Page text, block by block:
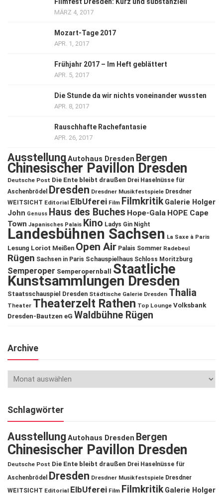
Filmfest Dresden: Kurz und substanziell
MÄRZ 4, 2017
Mozart-Tage 2017
APR. 1, 2017
Frühjahr 2017 – Im Heft geblättert
APR. 5, 2017
Die Stunde da wir nichts voneinander wussten
APR. 8, 2017
Rauschhafte Rachefantasie
APR. 26, 2017
Ausstellung Autohaus Dresden Bergen
Chinesischer Pavillon Dresden
Deutsche Post Die Ente bleibt draußen Drei Haselnüsse für
Aschenbrödel
Dresden Dresdner Musikfestspiele Dresdner
WEITSICHT Editorial ElbUferei Film Filmkritik Galerie Holger
John Genuss Haus des Buches Hope-Gala HOPE Cape
Town Japanisches Palais Kino Ladys Gin Night
Landesbühnen Sachsen La Saxe à Paris
Lesung Loriot Meißen Open Air Palais Sommer Radebeul
Rügen Sachsen in Paris Schauspielhaus Schloss Moritzburg
Semperoper Semperopernball Staatliche
Kunstsammlungen Dresden
Staatsschauspiel Dresden Städtische Galerie Dresden Thalia
Theater Theaterzelt Rathen Top Lounge Volksbank
Dresden-Bautzen eG Waldbühne Rügen
Archive
Schlagwörter
Ausstellung Autohaus Dresden Bergen
Chinesischer Pavillon Dresden
Deutsche Post Die Ente bleibt draußen Drei Haselnüsse für
Aschenbrödel
Dresden Dresdner Musikfestspiele Dresdner
WEITSICHT Editorial ElbUferei Film Filmkritik Galerie Holger